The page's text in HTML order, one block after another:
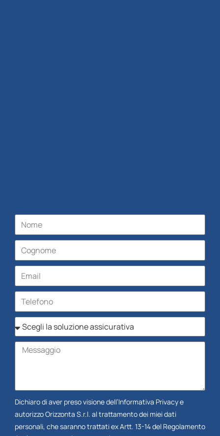
Dichiaro di aver preso visione dell’Informativa Privacye
autorizzo Orizzonta S.r.l. al trattamento dei miei dati
personali, che saranno trattati ex Artt. 13-14 del Regolamento